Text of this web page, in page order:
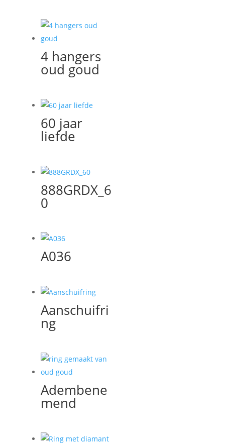
4 hangers
oud goud
60 jaar
liefde
888GRDX_6
0
A036
Aanschuifri
ng
Adembene
mend